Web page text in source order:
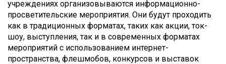
учреждениях организовываются информационно-
просветительские мероприятия. Они будут проходить
как в традиционных форматах, таких как акции, ток-
шоу, выступления, так и в современных форматах
мероприятий с использованием интернет-
пространства, флешмобов, конкурсов и выставок